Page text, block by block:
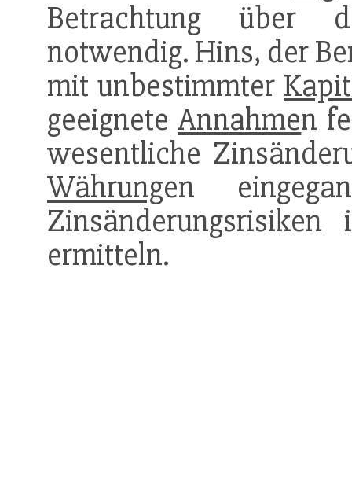
Betrachtung über
notwendig. Hins, der
mit unbestimmter
geeigneteAnnahmen
wesentliche
Währungen
ermitteln.